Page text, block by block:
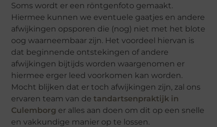
Soms wordt er een röntgenfoto gemaakt.
Hiermee kunnen we eventuele gaatjes en andere
afwijkingen opsporen die (nog) niet met het blote
oog waarneembaar zijn. Het voordeel hiervan is
dat beginnende ontstekingen of andere
afwijkingen bijtijds worden waargenomen er
hiermee erger leed voorkomen kan worden.
Mocht blijken dat er toch afwijkingen zijn, zal ons
ervaren team van detandartsenpraktijk in
Culemborg er alles aan doen om dit op een snelle
en vakkundige manier op te lossen.